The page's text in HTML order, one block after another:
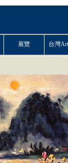
展覽 台灣